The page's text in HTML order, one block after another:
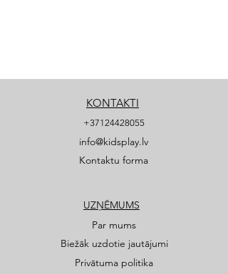
KONTAKTI
+37124428055
info@kidsplay.lv
Kontaktu forma
UZŅĒMUMS
Par mums
Biežāk uzdotie jautājumi
Privātuma politika